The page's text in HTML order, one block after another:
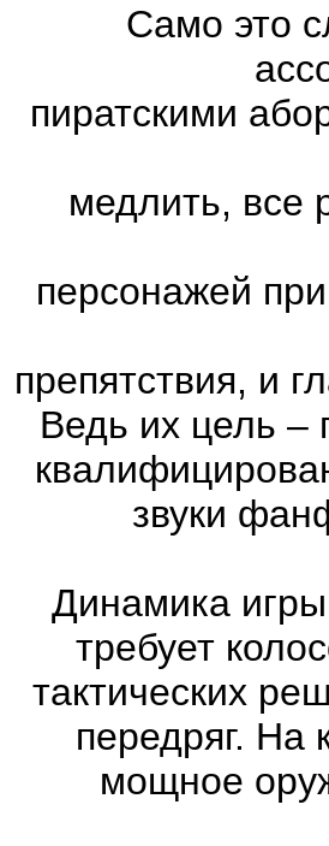
Само это
пиратскими
медлить, все
персонажей
препятствия, и
Ведь их цель –
звуки
Динамика
требует
тактических
передряг. На
мощное